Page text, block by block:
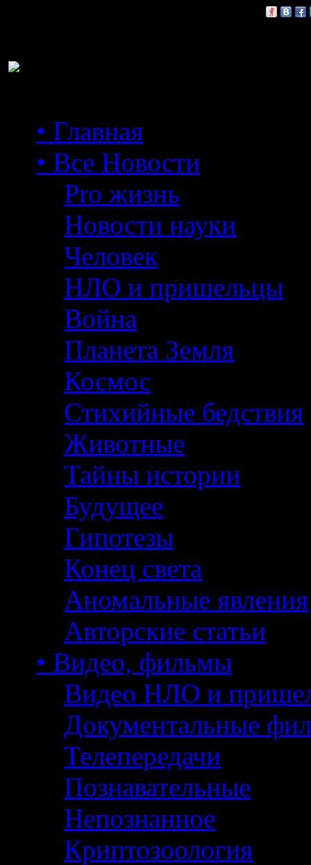
• Главная
• Все Новости
Pro жизнь
Новости науки
Человек
НЛО и пришельцы
Война
Планета Земля
Космос
Стихийные бедствия
Животные
Тайны истории
Будущее
Гипотезы
Конец света
Аномальные явления
Авторские статьи
• Видео, фильмы
Видео НЛО и
Документальные
Телепередачи
Познавательные
Непознанное
Криптозоология